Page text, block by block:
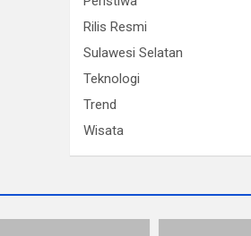
Rilis Resmi
Sulawesi Selatan
Teknologi
Trend
Wisata